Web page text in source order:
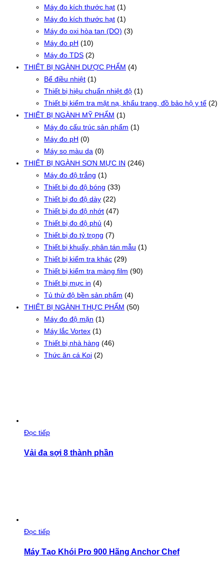
Máy đo kích thước hạt (1)
Máy đo kích thước hạt (1)
Máy đo oxi hòa tan (DO) (3)
Máy đo pH (10)
Máy đo TDS (2)
THIẾT BỊ NGÀNH DƯỢC PHẨM (4)
Bể điều nhiệt (1)
Thiết bị hiệu chuẩn nhiệt độ (1)
Thiết bị kiểm tra mặt nạ, khẩu trang, đồ bảo hộ y tế (2)
THIẾT BỊ NGÀNH MỸ PHẨM (1)
Máy đo cấu trúc sản phẩm (1)
Máy đo pH (0)
Máy so màu da (0)
THIẾT BỊ NGÀNH SƠN MỰC IN (246)
Máy đo độ trắng (1)
Thiết bị đo độ bóng (33)
Thiết bị đo độ dày (22)
Thiết bị đo độ nhớt (47)
Thiết bị đo độ phủ (4)
Thiết bị đo tỷ trọng (7)
Thiết bị khuấy, phân tán mẫu (1)
Thiết bị kiểm tra khác (29)
Thiết bị kiểm tra màng film (90)
Thiết bị mực in (4)
Tủ thử độ bền sản phẩm (4)
THIẾT BỊ NGÀNH THỰC PHẨM (50)
Máy đo độ mặn (1)
Máy lắc Vortex (1)
Thiết bị nhà hàng (46)
Thức ăn cá Koi (2)
Đọc tiếp
Vải đa sợi 8 thành phần
Đọc tiếp
Máy Tạo Khói Pro 900 Hãng Anchor Chef